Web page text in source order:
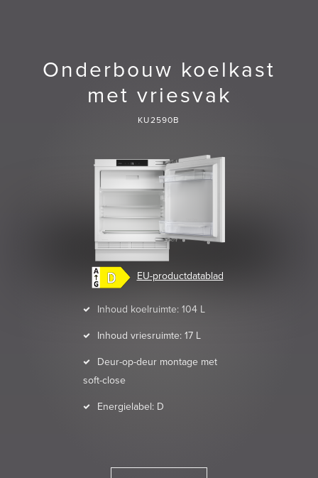
Onderbouw koelkast
met vriesvak
KU2590B
EU-productdatablad
Inhoud koelruimte: 104 L
Inhoud vriesruimte: 17 L
Deur-op-deur montage met
soft-close
Energielabel: D